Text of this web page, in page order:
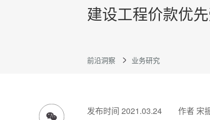
建设工程价款优
前沿洞察 业务研究
发布时间 2021.03.24 作者 宋